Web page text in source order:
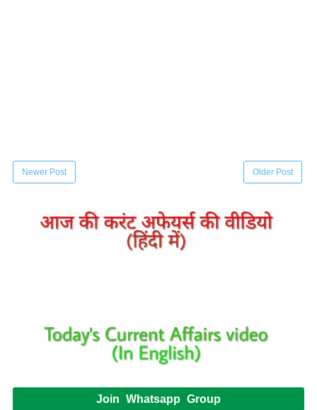
Newer Post Older Post
Join Whatsapp Group